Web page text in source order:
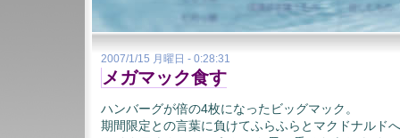
2007/1/15 月曜日 - 0:28:31
メガマック食す
ハンバーグが倍の4枚になったビッグマック。
期間限定との言葉に負けてふらふらとマクドナルド